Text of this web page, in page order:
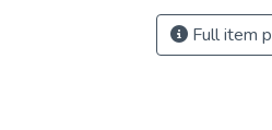
Full item